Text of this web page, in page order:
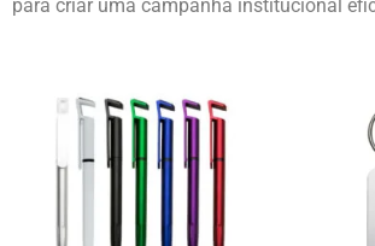
para criar uma campanha institucional